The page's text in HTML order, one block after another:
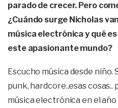
parado de crecer. Pero
¿Cuándo surge Nicholas
música electrónica y qué
este apasionante mundo?
Escucho música desde niño.
punk, hardcore..esas
música electrónica en el